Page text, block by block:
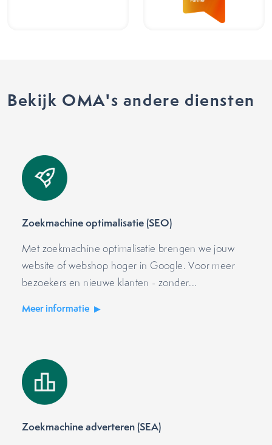
Bekijk OMA's andere diensten
Zoekmachine optimalisatie (SEO)
Met zoekmachine optimalisatie brengen we jouw
website of webshop hoger in Google. Voor meer
bezoekers en nieuwe klanten - zonder...
Meer informatie
Zoekmachine adverteren (SEA)